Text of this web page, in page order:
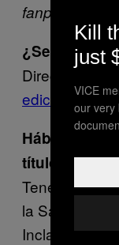
fanpage
¿Se puede
Directamente
ediciones).
Háblanos de
títulos.
Tenemos tres
la Sangre,
Kill
just
VICE
our very